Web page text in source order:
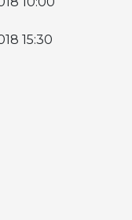
15:30